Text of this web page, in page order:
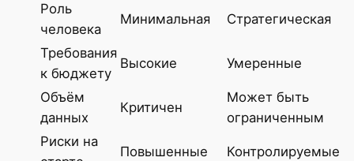
Роль
человека
Минимальная Стратегическая
Требования
к бюджету
Высокие Умеренные
Объём
данных
Критичен
Может быть
ограниченным
Риски на
Повышенные Контролируемые